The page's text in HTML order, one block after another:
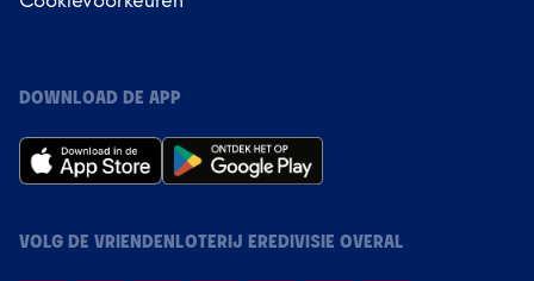
DOWNLOAD DE APP
VOLG DE VRIENDENLOTERIJ EREDIVISIE OVERAL